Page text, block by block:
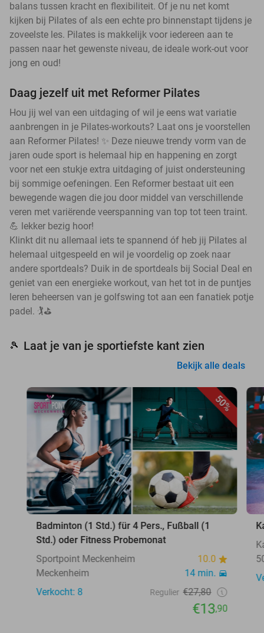
balans tussen kracht en flexibiliteit. Of je nu net komt
kijken bij Pilates of als een echte pro binnenstapt tijdens je
zoveelste les. Pilates is makkelijk voor iedereen aan te
passen naar het gewenste niveau, de ideale work-out voor
jong en oud!
Daag jezelf uit met Reformer Pilates
Hou jij wel van een uitdaging of wil je eens wat variatie
aanbrengen in je Pilates-workouts? Laat ons je voorstellen
aan Reformer Pilates! ✨ Deze nieuwe trendy vorm van de
jaren oude sport is helemaal hip en happening en zorgt
voor net een stukje extra uitdaging of juist ondersteuning
bij sommige oefeningen. Een Reformer bestaat uit een
bewegende wagen die jou door middel van verschillende
veren met variërende veerspanning van top tot teen traint.
💪 lekker bezig hoor!
Klinkt dit nu allemaal iets te spannend óf heb jij Pilates al
helemaal uitgespeeld en wil je voordelig op zoek naar
andere sportdeals? Duik in de sportdeals bij Social Deal en
geniet van een energieke workout, van het tot in de puntjes
leren beheersen van je golfswing tot aan een fanatiek potje
padel. 🏌️⛳
🎾 Laat je van je sportiefste kant zien
Bekijk alle deals
50%
Badminton (1 Std.) für 4 Pers., Fußball (1
Std.) oder Fitness Probemonat
Sportpoint Meckenheim
10.0
Meckenheim
14 min.
Verkocht: 8
Regulier €27,80
€13,90